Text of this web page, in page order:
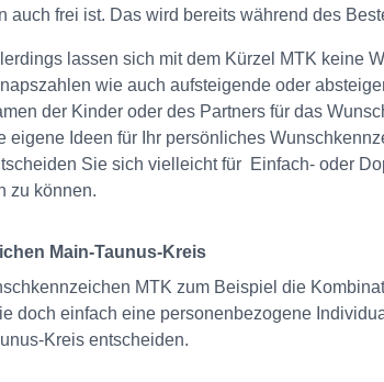
frei ist. Das wird bereits während des
lassen sich mit dem Kürzel MTK keine
wie auch aufsteigende oder
der Kinder oder des Partners für das
Ideen für Ihr persönliches
Sie sich vielleicht für Einfach- oder
zu können.
Main-Taunus-Kreis
MTK zum Beispiel die
doch einfach eine personenbezogene
Kreis entscheiden.